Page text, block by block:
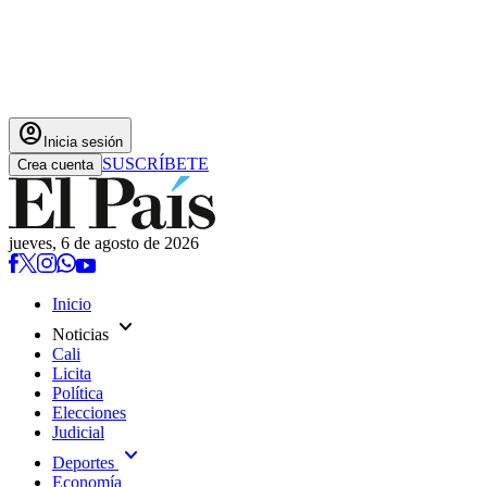
account_circle Inicia sesión
Crea cuenta SUSCRÍBETE
jueves, 6 de agosto de 2026
Inicio
Noticias expand_more
Cali
Licita
Política
Elecciones
Judicial
Deportes expand_more
Economía